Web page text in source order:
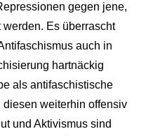
gegen jene,
Es überrascht
auch in
hartnäckig
als antifaschistische
diesen weiterhin offensiv
und Aktivismus sind